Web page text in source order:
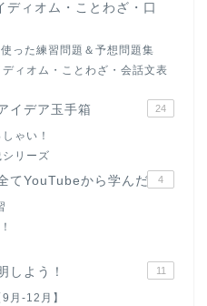
ディオム・ことわざ・口
った練習問題＆予想問題集
ィオム・ことわざ・会話文表
イデア玉手箱 24
ゃい！
リーズ
てYouTubeから学んだ 4
しよう！ 11
月-12月】